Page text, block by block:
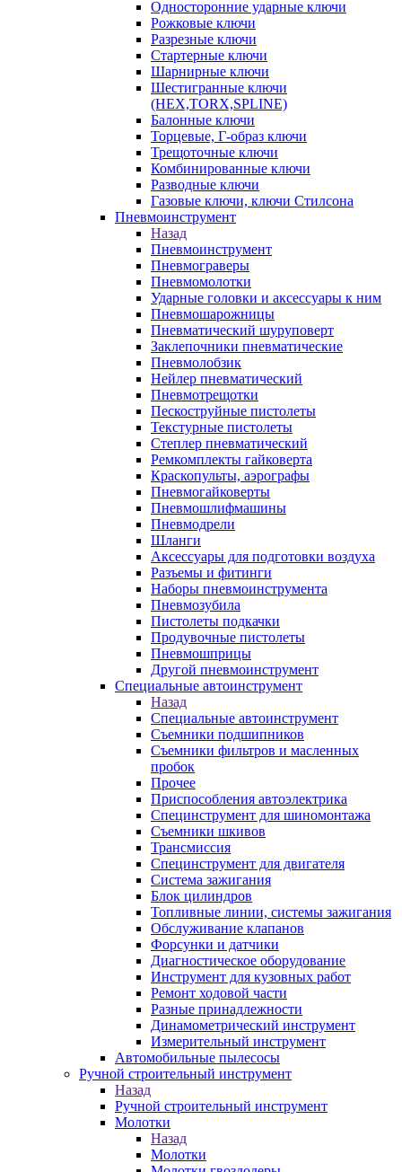
Односторонние ударные ключи
Рожковые ключи
Разрезные ключи
Стартерные ключи
Шарнирные ключи
Шестигранные ключи
(HEX,TORX,SPLINE)
Балонные ключи
Торцевые, Г-образ ключи
Трещоточные ключи
Комбинированные ключи
Разводные ключи
Газовые ключи, ключи Стилсона
Пневмоинструмент
Назад
Пневмоинструмент
Пневмограверы
Пневмомолотки
Ударные головки и аксессуары к ним
Пневмошарожницы
Пневматический шуруповерт
Заклепочники пневматические
Пневмолобзик
Нейлер пневматический
Пневмотрещотки
Пескоструйные пистолеты
Текстурные пистолеты
Степлер пневматический
Ремкомплекты гайковерта
Краскопульты, аэрографы
Пневмогайковерты
Пневмошлифмашины
Пневмодрели
Шланги
Аксессуары для подготовки воздуха
Разъемы и фитинги
Наборы пневмоинструмента
Пневмозубила
Пистолеты подкачки
Продувочные пистолеты
Пневмошприцы
Другой пневмоинструмент
Специальные автоинструмент
Назад
Специальные автоинструмент
Съемники подшипников
Съемники фильтров и масленных
пробок
Прочее
Приспособления автоэлектрика
Специнструмент для шиномонтажа
Съемники шкивов
Трансмиссия
Специнструмент для двигателя
Система зажигания
Блок цилиндров
Топливные линии, системы зажигания
Обслуживание клапанов
Форсунки и датчики
Диагностическое оборудование
Инструмент для кузовных работ
Ремонт ходовой части
Разные принадлежности
Динамометрический инструмент
Измерительный инструмент
Автомобильные пылесосы
Ручной строительный инструмент
Назад
Ручной строительный инструмент
Молотки
Назад
Молотки